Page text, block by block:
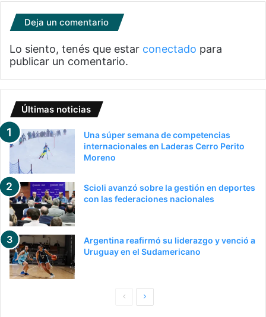
Deja un comentario
Lo siento, tenés que estar conectado para
publicar un comentario.
Últimas noticias
Una súper semana de competencias
internacionales en Laderas Cerro Perito
Moreno
Scioli avanzó sobre la gestión en deportes
con las federaciones nacionales
Argentina reafirmó su liderazgo y venció a
Uruguay en el Sudamericano